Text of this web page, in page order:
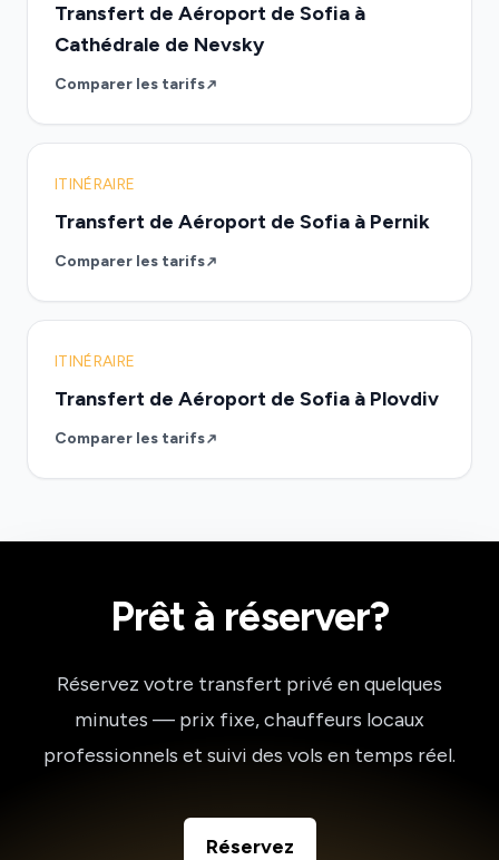
Transfert de Aéroport de Sofia à
Cathédrale de Nevsky
Comparer les tarifs
ITINÉRAIRE
Transfert de Aéroport de Sofia à Pernik
Comparer les tarifs
ITINÉRAIRE
Transfert de Aéroport de Sofia à Plovdiv
Comparer les tarifs
Prêt à réserver?
Réservez votre transfert privé en quelques
minutes — prix fixe, chauffeurs locaux
professionnels et suivi des vols en temps réel.
Réservez